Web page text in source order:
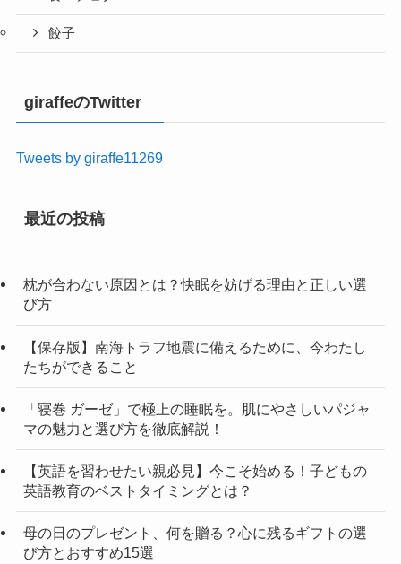
餃子
giraffeのTwitter
Tweets by giraffe11269
最近の投稿
枕が合わない原因とは？快眠を妨げる理由と正しい選
び方
【保存版】南海トラフ地震に備えるために、今わたし
たちができること
「寝巻 ガーゼ」で極上の睡眠を。肌にやさしいパジャ
マの魅力と選び方を徹底解説！
【英語を習わせたい親必見】今こそ始める！子どもの
英語教育のベストタイミングとは？
母の日のプレゼント、何を贈る？心に残るギフトの選
び方とおすすめ15選